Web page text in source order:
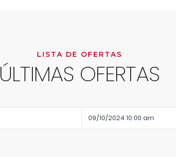
LISTA DE OFERTAS
ÚLTIMAS OFERTAS
09/10/2024 10:00 am